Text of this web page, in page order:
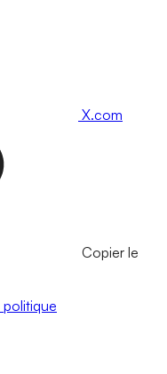
X.com
Copier le
politique